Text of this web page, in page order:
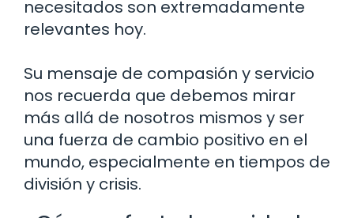
necesitados son extremadamente
relevantes hoy.
Su mensaje de compasión y servicio
nos recuerda que debemos mirar
más allá de nosotros mismos y ser
una fuerza de cambio positivo en el
mundo, especialmente en tiempos de
división y crisis.